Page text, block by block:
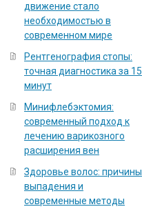
движение стало
необходимостью в
современном мире
Рентгенография стопы:
точная диагностика за 15
минут
Минифлебэктомия:
современный подход к
лечению варикозного
расширения вен
Здоровье волос: причины
выпадения и
современные методы